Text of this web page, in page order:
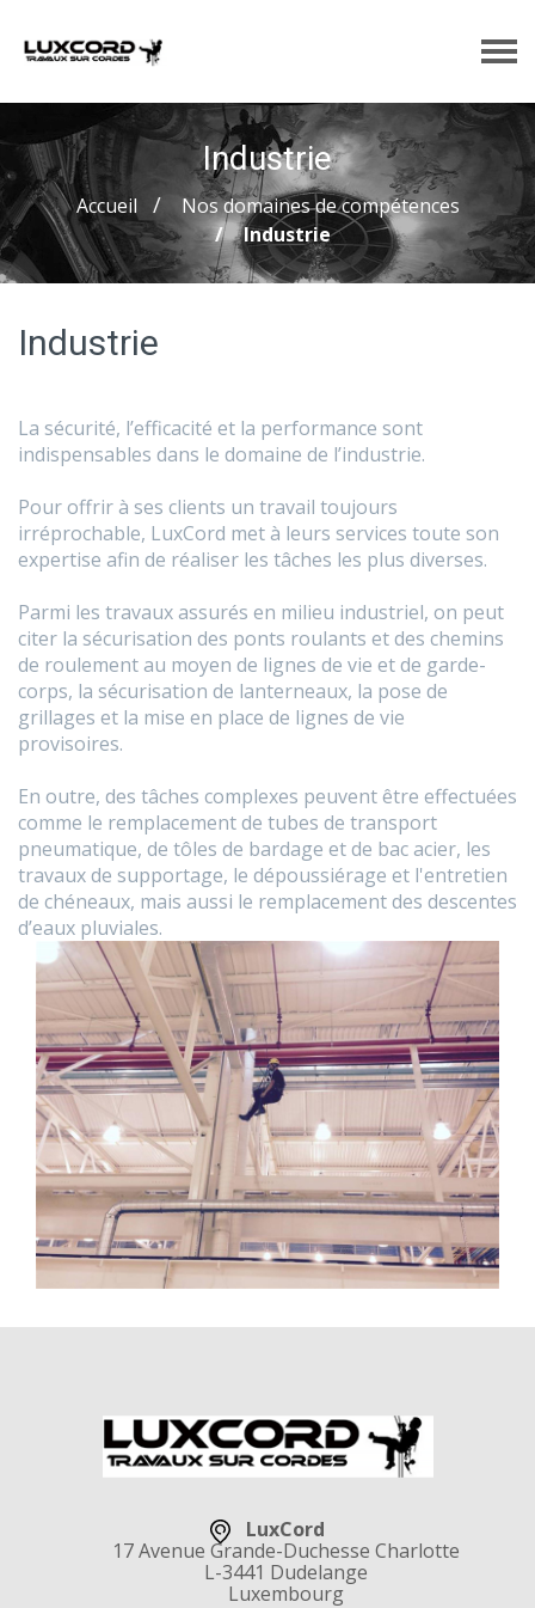
Industrie
Accueil
Nos domaines de compétences
Industrie
Industrie
La sécurité, l’efficacité et la performance sont
indispensables dans le domaine de l’industrie.
Pour offrir à ses clients un travail toujours
irréprochable, LuxCord met à leurs services toute son
expertise afin de réaliser les tâches les plus diverses.
Parmi les travaux assurés en milieu industriel, on peut
citer la sécurisation des ponts roulants et des chemins
de roulement au moyen de lignes de vie et de garde-
corps, la sécurisation de lanterneaux, la pose de
grillages et la mise en place de lignes de vie
provisoires.
​​​​​​​En outre, des tâches complexes peuvent être effectuées
comme le remplacement de tubes de transport
pneumatique, de tôles de bardage et de bac acier, les
travaux de supportage, le dépoussiérage et l'entretien
de chéneaux, mais aussi le remplacement des descentes
d’eaux pluviales.
LuxCord
17 Avenue Grande-Duchesse Charlotte
L-3441 Dudelange
Luxembourg